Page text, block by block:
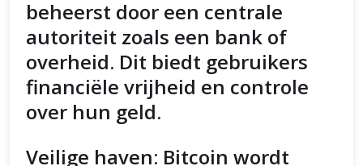
beheerst door een centrale
autoriteit zoals een bank of
overheid. Dit biedt gebruikers
financiële vrijheid en controle
over hun geld.
Veilige haven: Bitcoin wordt